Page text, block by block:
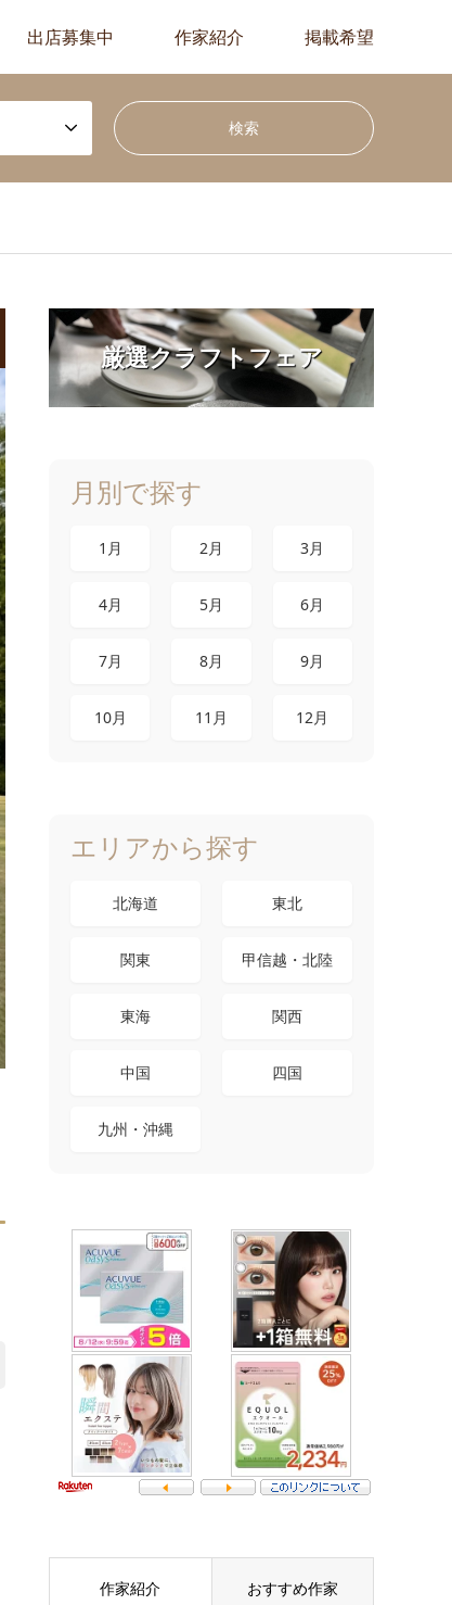
出店募集中 作家紹介 掲載希望
厳選クラフトフェア
月別で探す
1月 2月 3月
4月 5月 6月
7月 8月 9月
10月 11月 12月
エリアから探す
北海道 東北
関東 甲信越・北陸
東海 関西
中国 四国
九州・沖縄
作家紹介 おすすめ作家